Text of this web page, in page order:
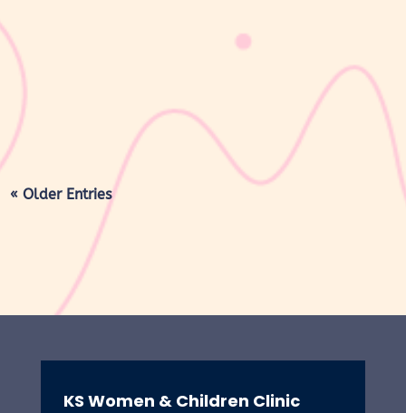
kulit bayi baru lahir sering kali membuat Mom & Dad khawatir.
Tidak jarang lapisan ini dianggap sebagai kotoran atau sisa cairan
persalinan yang harus segera dibersihkan, terutama jika jumlahnya
« Older Entries
KS Women & Children Clinic